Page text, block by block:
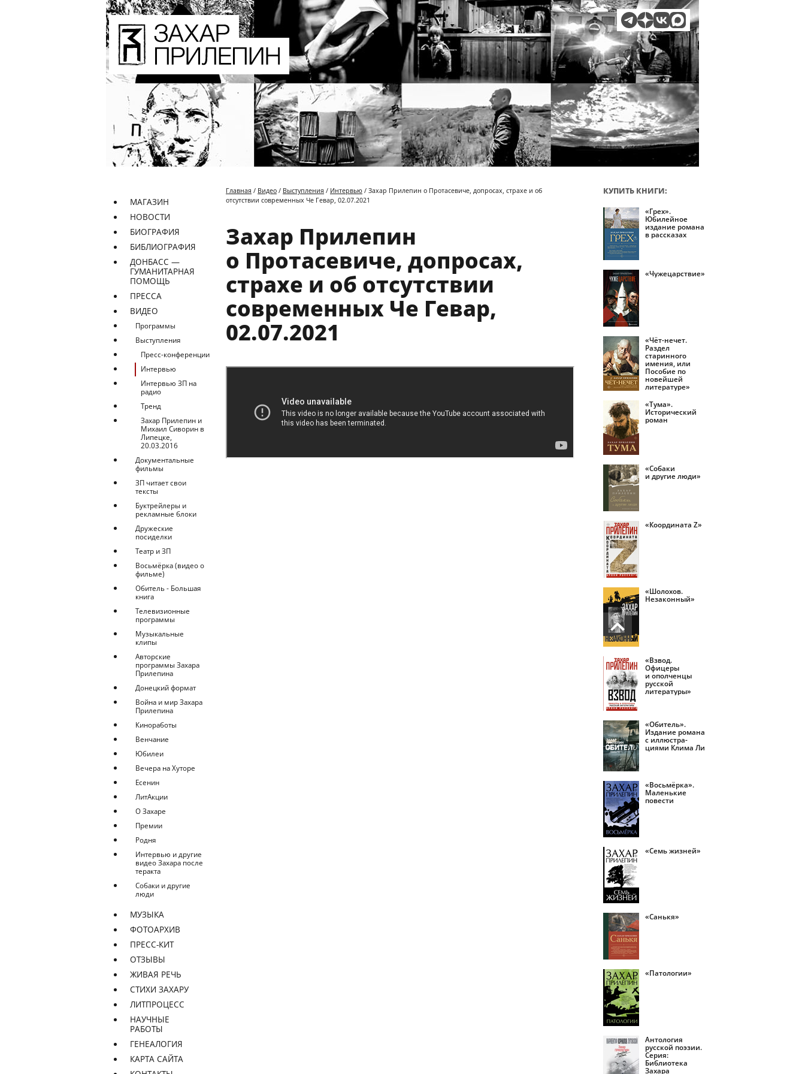
МАГАЗИН
НОВОСТИ
БИОГРАФИЯ
БИБЛИОГРАФИЯ
ДОНБАСС —
ГУМАНИТАРНАЯ
ПОМОЩЬ
ПРЕССА
ВИДЕО
Программы
Выступления
Пресс-конференции
Интервью
Интервью ЗП на
радио
Тренд
Захар Прилепин и
Михаил Сиворин в
Липецке,
20.03.2016
Документальные
фильмы
ЗП читает свои
тексты
Буктрейлеры и
рекламные блоки
Дружеские
посиделки
Театр и ЗП
Восьмёрка (видео о
фильме)
Обитель - Большая
книга
Телевизионные
программы
Музыкальные
клипы
Авторские
программы Захара
Прилепина
Донецкий формат
Война и мир Захара
Прилепина
Киноработы
Венчание
Юбилеи
Вечера на Хуторе
Есенин
ЛитАкции
О Захаре
Премии
Родня
Интервью и другие
видео Захара после
теракта
Собаки и другие
люди
МУЗЫКА
ФОТОАРХИВ
ПРЕСС-КИТ
ОТЗЫВЫ
ЖИВАЯ РЕЧЬ
СТИХИ ЗАХАРУ
ЛИТПРОЦЕСС
НАУЧНЫЕ
РАБОТЫ
ГЕНЕАЛОГИЯ
КАРТА САЙТА
Главная / Видео / Выступления / Интервью / Захар Прилепин о Протасевиче, допросах, страхе и об
отсутствии современных Че Гевар, 02.07.2021
Захар Прилепин
о Протасевиче, допросах,
страхе и об отсутствии
современных Че Гевар,
02.07.2021
КУПИТЬ КНИГИ:
«Грех».
Юбилейное
издание романа
в рассказах
«Чужецарствие»
«Чёт-нечет.
Раздел
старинного
имения, или
Пособие по
новейшей
литературе»
«Тума».
Исторический
роман
«Собаки
и другие люди»
«Координата Z»
«Шолохов.
Незаконный»
«Взвод.
Офицеры
и ополченцы
русской
литературы»
«Обитель».
Издание романа
с иллюстра­
циями Клима Ли
«Восьмёрка».
Маленькие
повести
«Семь жизней»
«Санькя»
«Патологии»
Антология
русской поэзии.
Серия:
Библиотека
Захара